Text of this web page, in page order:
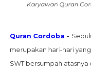
Karyawan Quran
Quran Cordoba -
merupakan hari-hari
SWT bersumpah atasnya